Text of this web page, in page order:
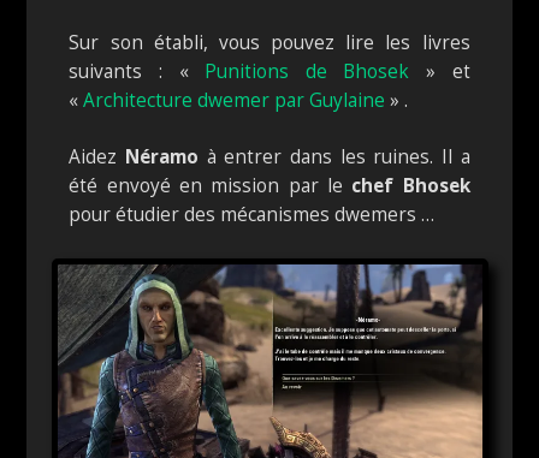
Sur son établi, vous pouvez lire les livres
suivants : « Punitions de Bhosek » et
«Architecture dwemer par Guylaine » .
Aidez Néramo à entrer dans les ruines. Il a
été envoyé en mission par le chef Bhosek
pour étudier des mécanismes dwemers …